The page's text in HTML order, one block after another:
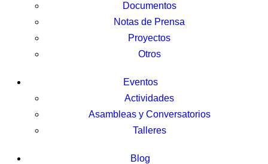
Documentos
Notas de Prensa
Proyectos
Otros
Eventos
Actividades
Asambleas y Conversatorios
Talleres
Blog